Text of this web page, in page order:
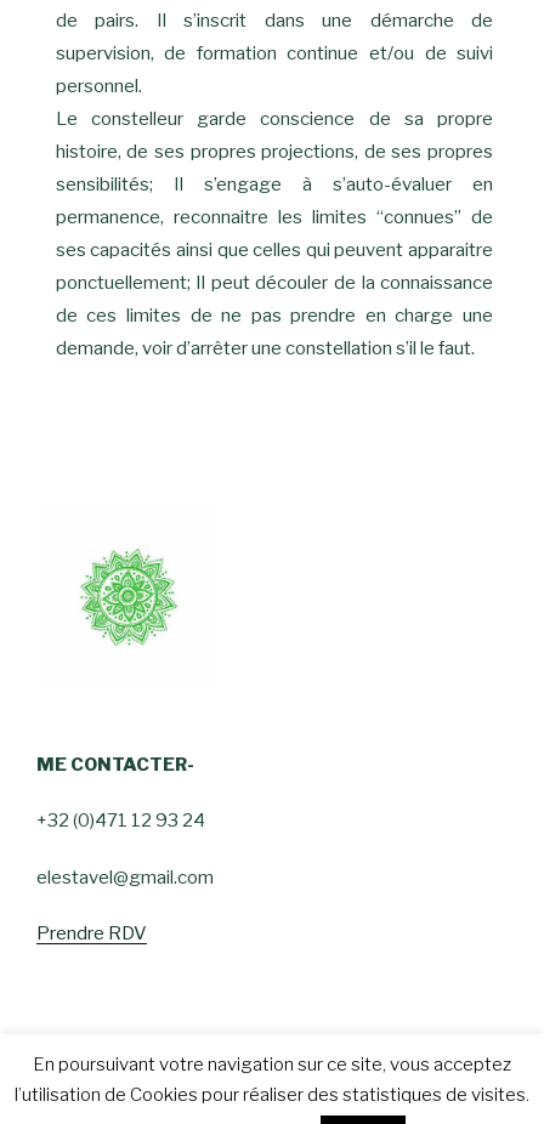
de pairs. Il s’inscrit dans une démarche de
supervision, de formation continue et/ou de suivi
personnel.
Le constelleur garde conscience de sa propre
histoire, de ses propres projections, de ses propres
sensibilités; Il s’engage à s’auto-évaluer en
permanence, reconnaitre les limites “connues” de
ses capacités ainsi que celles qui peuvent apparaitre
ponctuellement; Il peut découler de la connaissance
de ces limites de ne pas prendre en charge une
demande, voir d’arrêter une constellation s’il le faut.
ME CONTACTER-
+32 (0)471 12 93 24
elestavel@gmail.com
Prendre RDV
En poursuivant votre navigation sur ce site, vous acceptez
l’utilisation de Cookies pour réaliser des statistiques de visites.